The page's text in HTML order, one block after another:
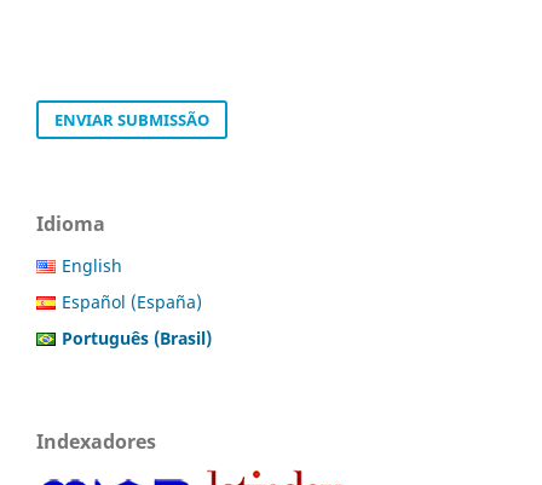
ENVIAR SUBMISSÃO
Idioma
English
Español (España)
Português (Brasil)
Indexadores